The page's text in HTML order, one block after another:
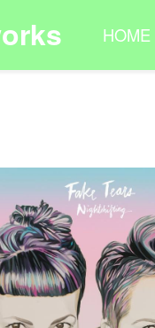
HOME